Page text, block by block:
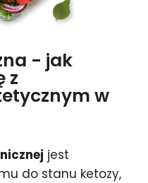
- jak
z
w
jest
do stanu ketozy,